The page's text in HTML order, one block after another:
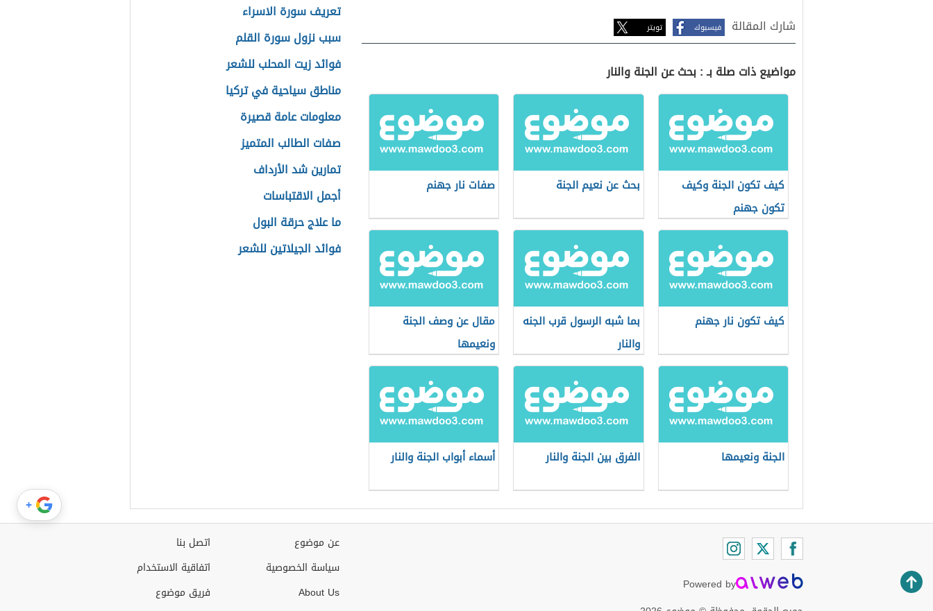
شارك المقالة فيسبوك تويتر
مواضيع ذات صلة بـ : بحث عن الجنة والنار
كيف تكون الجنة وكيف
تكون جهنم
بحث عن نعيم الجنة صفات نار جهنم
كيف تكون نار جهنم
بما شبه الرسول قرب الجنه
والنار
مقال عن وصف الجنة
ونعيمها
الجنة ونعيمها الفرق بين الجنة والنار أسماء أبواب الجنة والنار
تعريف سورة الاسراء
سبب نزول سورة القلم
فوائد زيت المحلب للشعر
مناطق سياحية في تركيا
معلومات عامة قصيرة
صفات الطالب المتميز
تمارين شد الأرداف
أجمل الاقتباسات
ما علاج حرقة البول
فوائد الجيلاتين للشعر
Powered by
اتصل بنا
اتفاقية الاستخدام
فريق موضوع
عن موضوع
سياسة الخصوصية
About Us
+